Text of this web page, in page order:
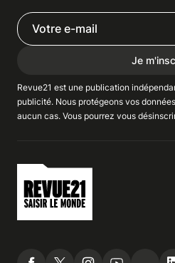
Je
Revue21 est une publication
publicité. Nous protégeons vos
aucun cas. Vous pourrez vous